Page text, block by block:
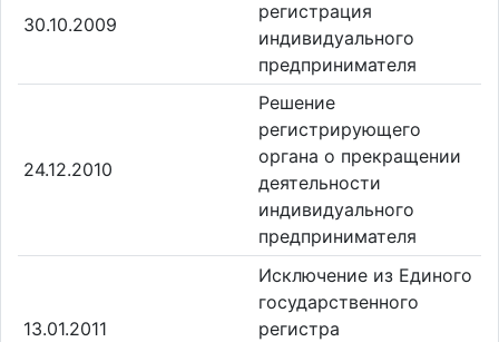
30.10.2009
регистрация
индивидуального
предпринимателя
24.12.2010
Решение
регистрирующего
органа о прекращении
деятельности
индивидуального
предпринимателя
13.01.2011
Исключение из Единого
государственного
регистра